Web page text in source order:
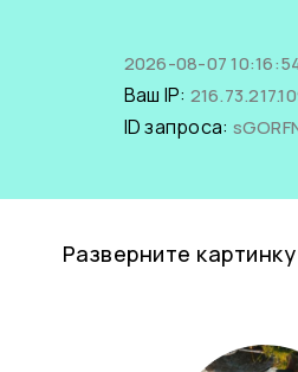
2026-08-07
Ваш IP:
ID запроса:
Разверните